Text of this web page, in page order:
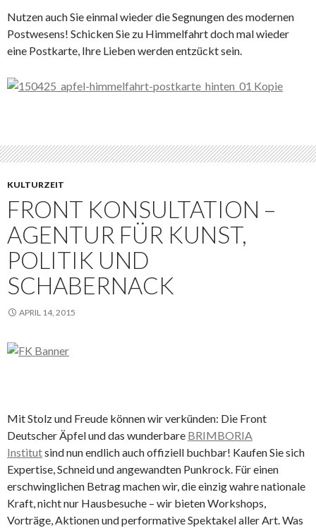
Nutzen auch Sie einmal wieder die Segnungen des modernen
Postwesens! Schicken Sie zu Himmelfahrt doch mal wieder
eine Postkarte, Ihre Lieben werden entzückt sein.
KULTURZEIT
FRONT KONSULTATION –
AGENTUR FÜR KUNST,
POLITIK UND
SCHABERNACK
APRIL 14, 2015
Mit Stolz und Freude können wir verkünden: Die Front
Deutscher Äpfel und das wunderbare BRIMBORIA
Institutsind nun endlich auch offiziell buchbar! Kaufen Sie sich
Expertise, Schneid und angewandten Punkrock. Für einen
erschwinglichen Betrag machen wir, die einzig wahre nationale
Kraft, nicht nur Hausbesuche – wir bieten Workshops,
Vorträge, Aktionen und performative Spektakel aller Art. Was